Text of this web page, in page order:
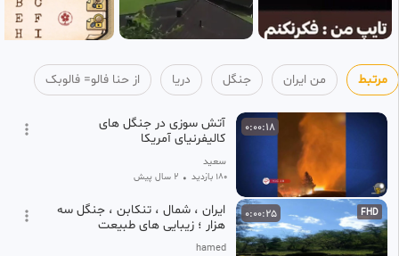
مرتبط من ایران جنگل دریا از حنا فالو= فالوبک
0:00:18
آتش سوزی در جنگل های
کالیفرنیای آمریکا
سعید
180 بازدید • 2 سال پیش
FHD
0:00:25
ایران ، شمال ، تنکابن ، جنگل سه
هزار ؛ زیبایی های طبیعت
hamed